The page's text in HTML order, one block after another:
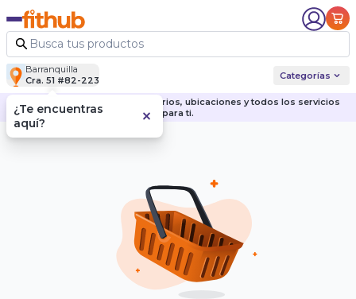
Barranquilla
Cra. 51 #82-223
Categorías
Descubre nuestras sedes, horarios, ubicaciones y todos los servicios
para ti.
¿Te encuentras
aquí?